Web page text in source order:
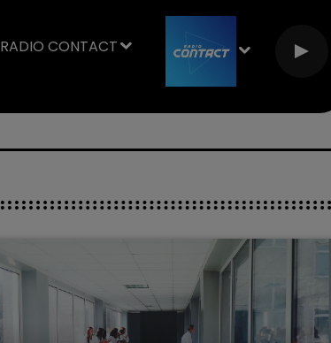
RADIO CONTACT